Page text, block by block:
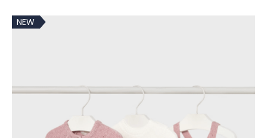
NEW